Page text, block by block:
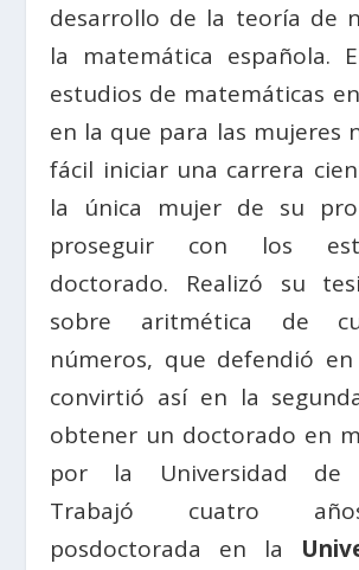
desarrollo de la teoría de
la matemática española.
estudios de matemáticas
en la que para las mujeres
fácil iniciar una carrera
la única mujer de su
proseguir con los
doctorado. Realizó su
sobre aritmética de
números, que defendió
convirtió así en la
obtener un doctorado en
por la Universidad de
Trabajó cuatro
posdoctorada en la